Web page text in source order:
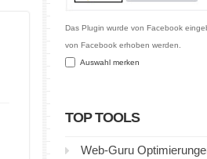
Das Plugin wurde von Facebook
von Facebook erhoben werden.
Auswahl merken
TOP TOOLS
Web-Guru